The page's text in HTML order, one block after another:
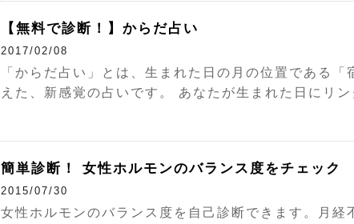
【無料で診断！】からだ占い
2017/02/08
「からだ占い」とは、生まれた日の月の位置である
えた、新感覚の占いです。 あなたが生まれた日にリ
簡単診断！ 女性ホルモンのバランス度をチェック
2015/07/30
女性ホルモンのバランス度を自己診断できます。月経